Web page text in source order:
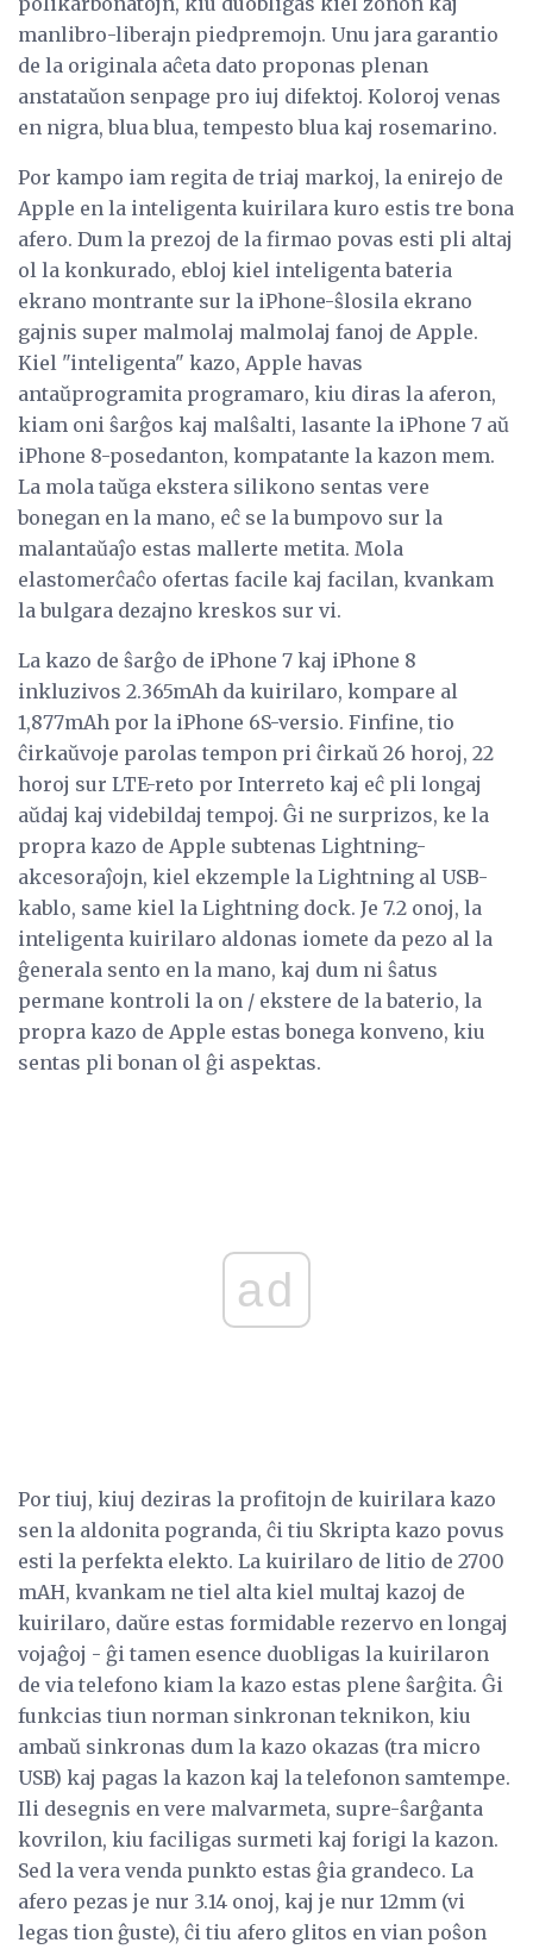
manlibro-liberajn piedpremojn. Unu jara garantio
de la originala aĉeta dato proponas plenan
anstataŭon senpage pro iuj difektoj. Koloroj venas
en nigra, blua blua, tempesto blua kaj rosemarino.
Por kampo iam regita de triaj markoj, la enirejo de
Apple en la inteligenta kuirilara kuro estis tre bona
afero. Dum la prezoj de la firmao povas esti pli altaj
ol la konkurado, ebloj kiel inteligenta bateria
ekrano montrante sur la iPhone-ŝlosila ekrano
gajnis super malmolaj malmolaj fanoj de Apple.
Kiel "inteligenta" kazo, Apple havas
antaŭprogramita programaro, kiu diras la aferon,
kiam oni ŝarĝos kaj malŝalti, lasante la iPhone 7 aŭ
iPhone 8-posedanton, kompatante la kazon mem.
La mola taŭga ekstera silikono sentas vere
bonegan en la mano, eĉ se la bumpovo sur la
malantaŭaĵo estas mallerte metita. Mola
elastomerĉaĉo ofertas facile kaj facilan, kvankam
la bulgara dezajno kreskos sur vi.
La kazo de ŝarĝo de iPhone 7 kaj iPhone 8
inkluzivos 2.365mAh da kuirilaro, kompare al
1,877mAh por la iPhone 6S-versio. Finfine, tio
ĉirkaŭvoje parolas tempon pri ĉirkaŭ 26 horoj, 22
horoj sur LTE-reto por Interreto kaj eĉ pli longaj
aŭdaj kaj videbildaj tempoj. Ĝi ne surprizos, ke la
propra kazo de Apple subtenas Lightning-
akcesoraĵojn, kiel ekzemple la Lightning al USB-
kablo, same kiel la Lightning dock. Je 7.2 onoj, la
inteligenta kuirilaro aldonas iomete da pezo al la
ĝenerala sento en la mano, kaj dum ni ŝatus
permane kontroli la on / ekstere de la baterio, la
propra kazo de Apple estas bonega konveno, kiu
sentas pli bonan ol ĝi aspektas.
ad
Por tiuj, kiuj deziras la profitojn de kuirilara kazo
sen la aldonita pogranda, ĉi tiu Skripta kazo povus
esti la perfekta elekto. La kuirilaro de litio de 2700
mAH, kvankam ne tiel alta kiel multaj kazoj de
kuirilaro, daŭre estas formidable rezervo en longaj
vojaĝoj - ĝi tamen esence duobligas la kuirilaron
de via telefono kiam la kazo estas plene ŝarĝita. Ĝi
funkcias tiun norman sinkronan teknikon, kiu
ambaŭ sinkronas dum la kazo okazas (tra micro
USB) kaj pagas la kazon kaj la telefonon samtempe.
Ili desegnis en vere malvarmeta, supre-ŝarĝanta
kovrilon, kiu faciligas surmeti kaj forigi la kazon.
Sed la vera venda punkto estas ĝia grandeco. La
afero pezas je nur 3.14 onoj, kaj je nur 12mm (vi
legas tion ĝuste), ĉi tiu afero glitos en vian poŝon